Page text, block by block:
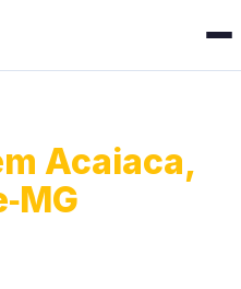
Acaiaca,